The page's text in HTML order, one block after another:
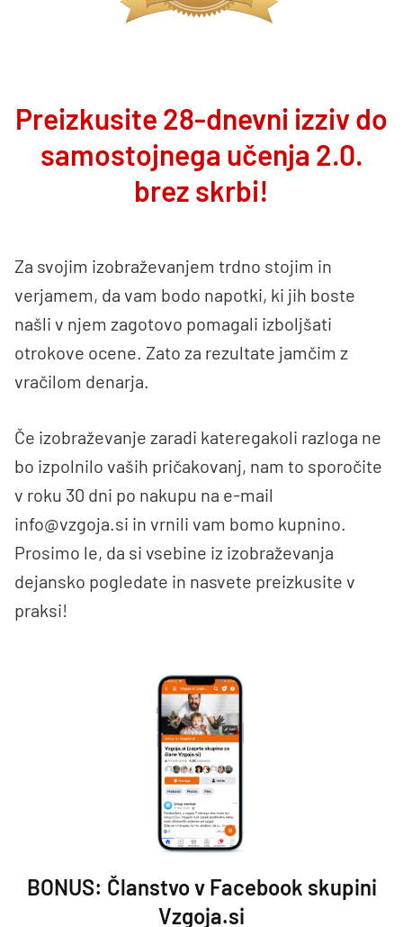
Preizkusite 28-dnevni izziv do
samostojnega učenja 2.0.
brez skrbi!
Za svojim izobraževanjem trdno stojim in
verjamem, da vam bodo napotki, ki jih boste
našli v njem zagotovo pomagali izboljšati
otrokove ocene. Zato za rezultate jamčim z
vračilom denarja.
Če izobraževanje zaradi kateregakoli razloga ne
bo izpolnilo vaših pričakovanj, nam to sporočite
v roku 30 dni po nakupu na e-mail
info@vzgoja.si in vrnili vam bomo kupnino.
Prosimo le, da si vsebine iz izobraževanja
dejansko pogledate in nasvete preizkusite v
praksi!
BONUS: Članstvo v Facebook skupini
Vzgoja.si